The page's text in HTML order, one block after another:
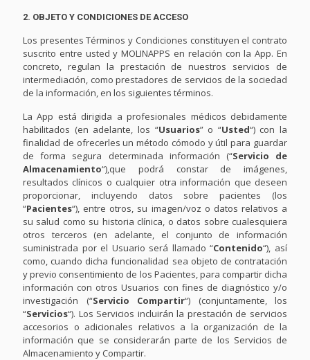
2. OBJETO Y CONDICIONES DE ACCESO
Los presentes Términos y Condiciones constituyen el contrato
suscrito entre usted y MOLINAPPS en relación con la App. En
concreto, regulan la prestación de nuestros servicios de
intermediación, como prestadores de servicios de la sociedad
de la información, en los siguientes términos.
La App está dirigida a profesionales médicos debidamente
habilitados (en adelante, los “Usuarios” o “Usted“) con la
finalidad de ofrecerles un método cómodo y útil para guardar
de forma segura determinada información (“Servicio de
Almacenamiento“),que podrá constar de imágenes,
resultados clínicos o cualquier otra información que deseen
proporcionar, incluyendo datos sobre pacientes (los
“Pacientes“), entre otros, su imagen/voz o datos relativos a
su salud como su historia clínica, o datos sobre cualesquiera
otros terceros (en adelante, el conjunto de información
suministrada por el Usuario será llamado “Contenido“), así
como, cuando dicha funcionalidad sea objeto de contratación
y previo consentimiento de los Pacientes, para compartir dicha
información con otros Usuarios con fines de diagnóstico y/o
investigación (“Servicio Compartir“) (conjuntamente, los
“Servicios“). Los Servicios incluirán la prestación de servicios
accesorios o adicionales relativos a la organización de la
información que se considerarán parte de los Servicios de
Almacenamiento y Compartir.